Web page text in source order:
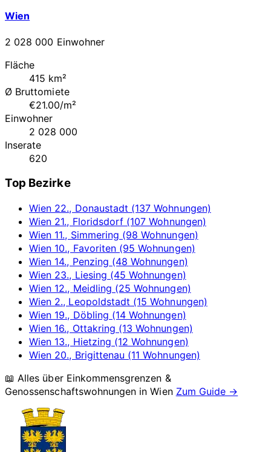
Wien
2 028 000 Einwohner
Fläche
415 km²
Ø Bruttomiete
€21.00/m²
Einwohner
2 028 000
Inserate
620
Top Bezirke
Wien 22., Donaustadt (137 Wohnungen)
Wien 21., Floridsdorf (107 Wohnungen)
Wien 11., Simmering (98 Wohnungen)
Wien 10., Favoriten (95 Wohnungen)
Wien 14., Penzing (48 Wohnungen)
Wien 23., Liesing (45 Wohnungen)
Wien 12., Meidling (25 Wohnungen)
Wien 2., Leopoldstadt (15 Wohnungen)
Wien 19., Döbling (14 Wohnungen)
Wien 16., Ottakring (13 Wohnungen)
Wien 13., Hietzing (12 Wohnungen)
Wien 20., Brigittenau (11 Wohnungen)
📖 Alles über Einkommensgrenzen &
Genossenschaftswohnungen inWien Zum Guide →